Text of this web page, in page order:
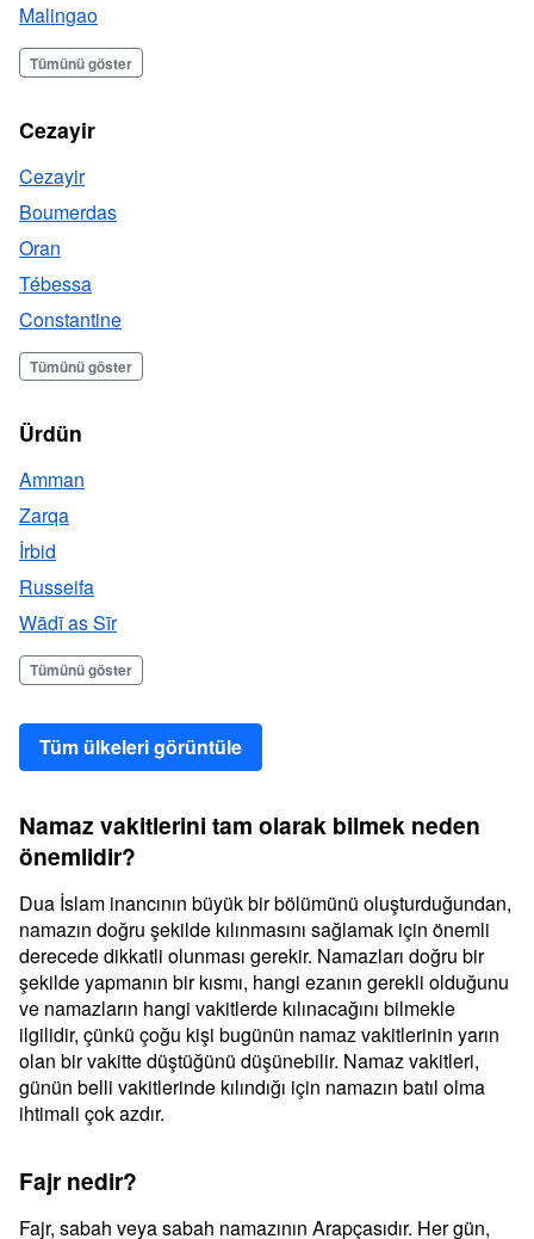
Malingao
Tümünü göster
Cezayir
Cezayir
Boumerdas
Oran
Tébessa
Constantine
Tümünü göster
Ürdün
Amman
Zarqa
İrbid
Russeifa
Wādī as Sīr
Tümünü göster
Tüm ülkeleri görüntüle
Namaz vakitlerini tam olarak bilmek neden
önemlidir?
Dua İslam inancının büyük bir bölümünü oluşturduğundan,
namazın doğru şekilde kılınmasını sağlamak için önemli
derecede dikkatli olunması gerekir. Namazları doğru bir
şekilde yapmanın bir kısmı, hangi ezanın gerekli olduğunu
ve namazların hangi vakitlerde kılınacağını bilmekle
ilgilidir, çünkü çoğu kişi bugünün namaz vakitlerinin yarın
olan bir vakitte düştüğünü düşünebilir. Namaz vakitleri,
günün belli vakitlerinde kılındığı için namazın batıl olma
ihtimali çok azdır.
Fajr nedir?
Fajr, sabah veya sabah namazının Arapçasıdır. Her gün,